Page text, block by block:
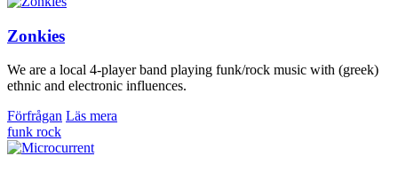
Zonkies
We are a local 4-player band playing funk/rock music with (greek)
ethnic and electronic influences.
Förfrågan Läs mera
funk rock